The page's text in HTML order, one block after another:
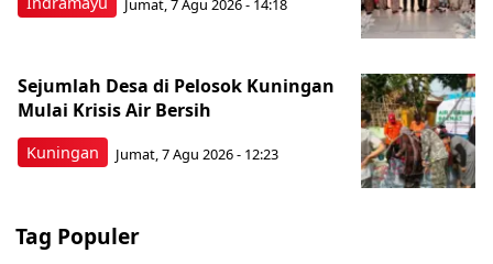
Jumat, 7 Agu 2026 - 14:18
Kuningan
Sejumlah Desa di Pelosok Kuningan
Mulai Krisis Air Bersih
Jumat, 7 Agu 2026 - 12:23
Tag Populer